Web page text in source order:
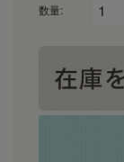
数量: